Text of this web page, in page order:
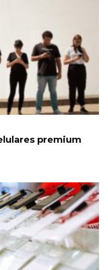
premium